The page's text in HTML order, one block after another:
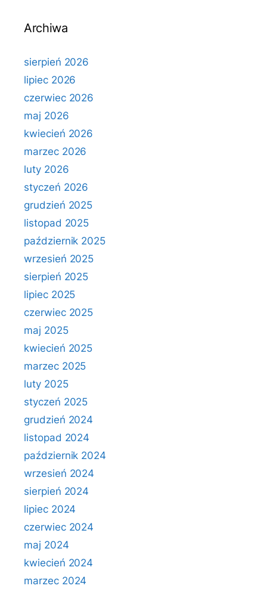
Archiwa
sierpień 2026
lipiec 2026
czerwiec 2026
maj 2026
kwiecień 2026
marzec 2026
luty 2026
styczeń 2026
grudzień 2025
listopad 2025
październik 2025
wrzesień 2025
sierpień 2025
lipiec 2025
czerwiec 2025
maj 2025
kwiecień 2025
marzec 2025
luty 2025
styczeń 2025
grudzień 2024
listopad 2024
październik 2024
wrzesień 2024
sierpień 2024
lipiec 2024
czerwiec 2024
maj 2024
kwiecień 2024
marzec 2024